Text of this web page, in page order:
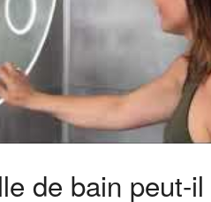
de bain peut-